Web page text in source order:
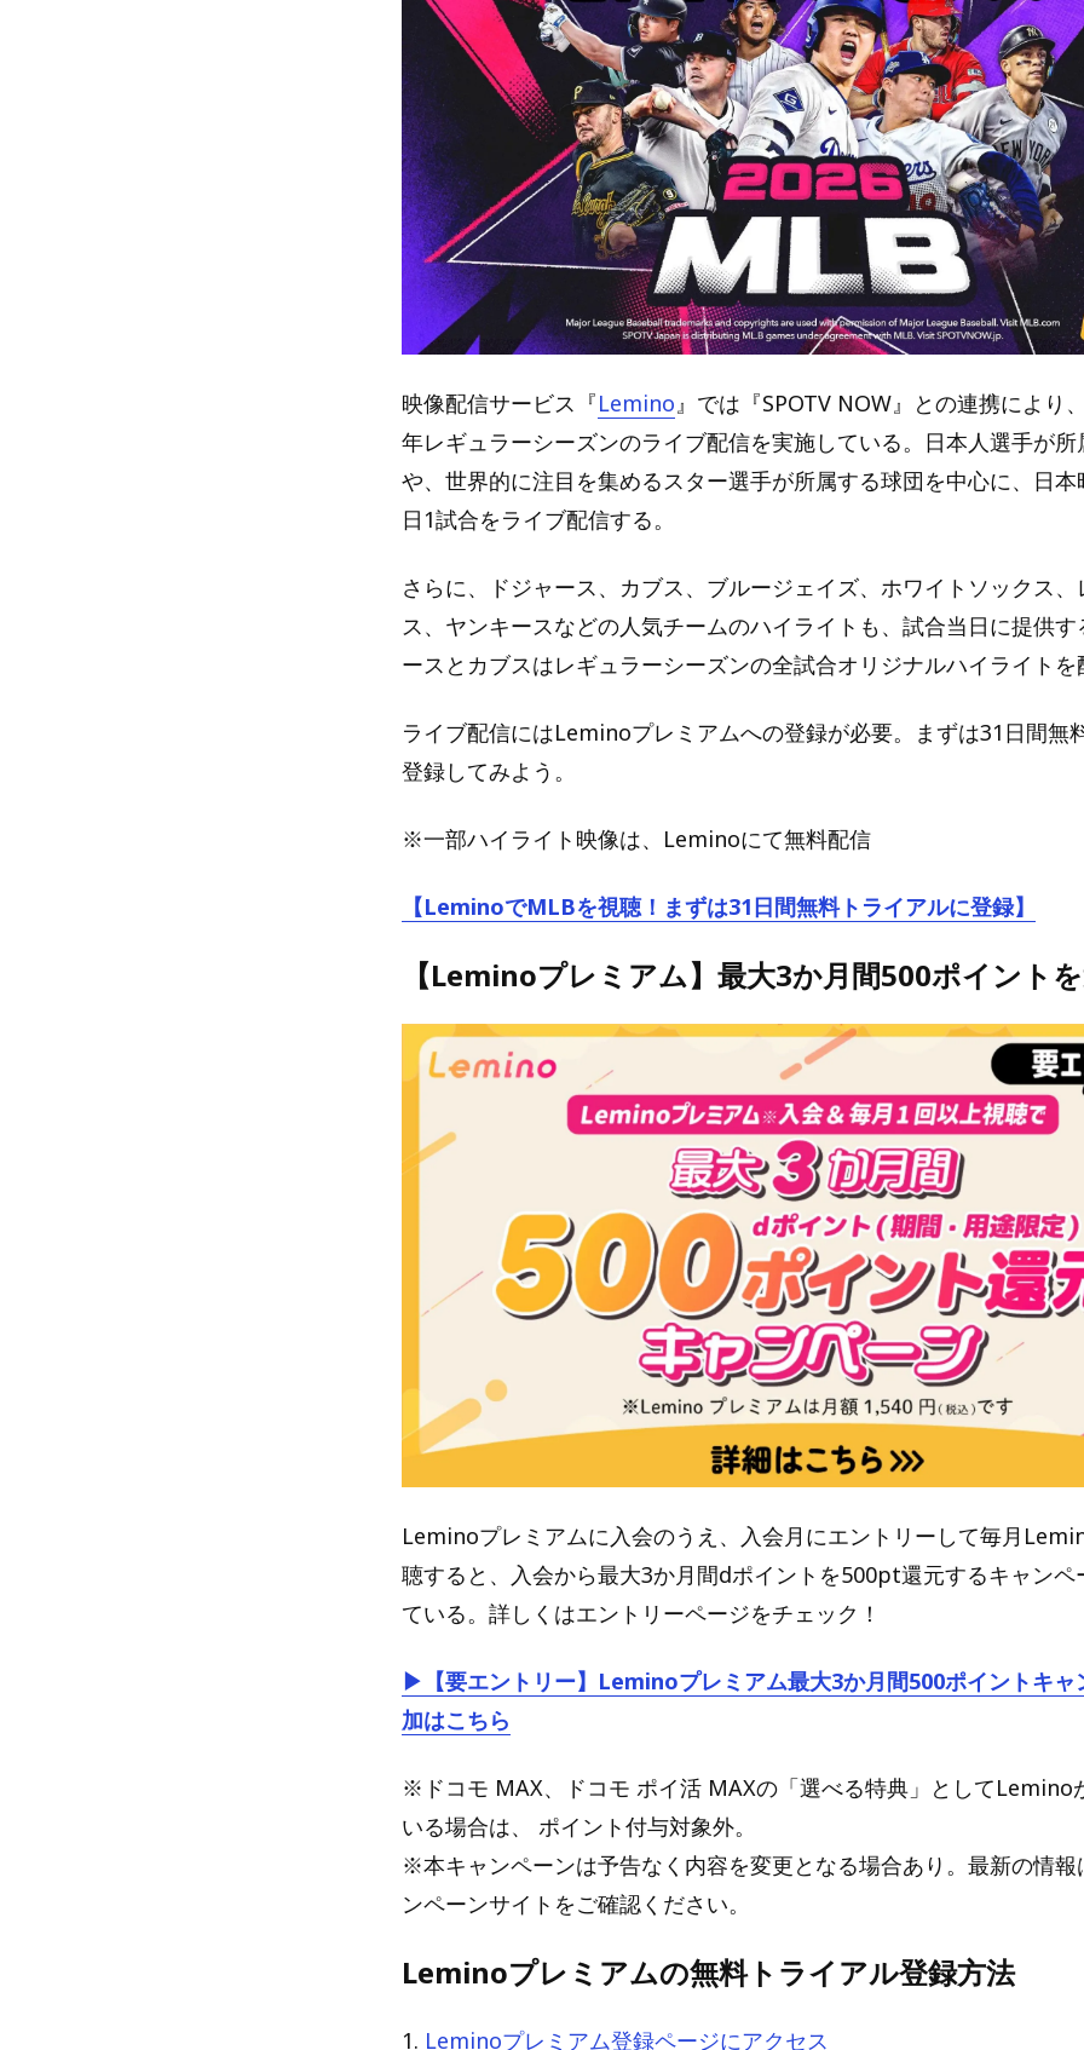
映像配信サービス『Lemino』では『SPOTV NOW』との連携により
年レギュラーシーズンのライブ配信を実施している。日本人選手が
や、世界的に注目を集めるスター選手が所属する球団を中心に、日
日1試合をライブ配信する。
さらに、ドジャース、カブス、ブルージェイズ、ホワイトソックス
ス、ヤンキースなどの人気チームのハイライトも、試合当日に提供
ースとカブスはレギュラーシーズンの全試合オリジナルハイライトを
ライブ配信にはLeminoプレミアムへの登録が必要。まずは31日間無
登録してみよう。
※一部ハイライト映像は、Leminoにて無料配信
【LeminoでMLBを視聴！まずは31日間無料トライアルに登録】
【Leminoプレミアム】最大3か月間500ポイント
Leminoプレミアムに入会のうえ、入会月にエントリーして毎月
聴すると、入会から最大3か月間dポイントを500pt還元するキャンペ
ている。詳しくはエントリーページをチェック！
▶【要エントリー】Leminoプレミアム最大3か月間500ポイントキャ
加はこちら
※ドコモ MAX、ドコモ ポイ活 MAXの「選べる特典」としてLemino
いる場合は、 ポイント付与対象外。
※本キャンペーンは予告なく内容を変更となる場合あり。最新の情
ンペーンサイトをご確認ください。
Leminoプレミアムの無料トライアル登録方法
1. Leminoプレミアム登録ページにアクセス